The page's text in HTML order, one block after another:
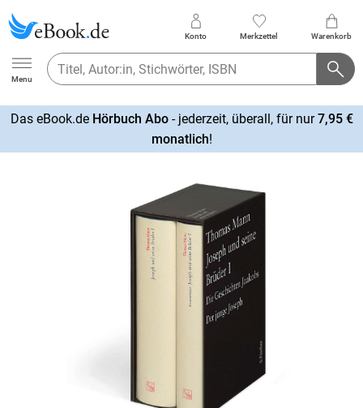
Ebook.de
Menu
Konto Merkzettel Warenkorb
Das eBook.de Hörbuch Abo- jederzeit, überall, für nur7,95 €
monatlich!